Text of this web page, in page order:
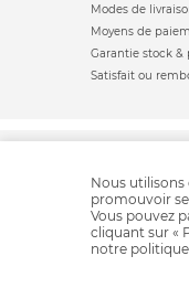
Modes de
Moyens de
Garantie stock &
Satisfait ou
Nous utilisons
promouvoir
Vous pouvez
cliquant sur «
notre